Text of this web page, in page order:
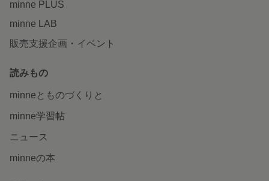
minne PLUS
minne LAB
販売支援企画・イベント
読みもの
minneとものづくりと
minne学習帖
ニュース
minneの本